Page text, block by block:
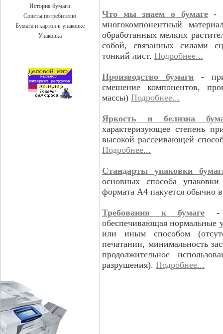
История бумаги
Советы потребителю
Бумага и картон в упаковке
Упаковка
Что мы знаем о бумаге-
многокомпонентный
обработанных мелких
собой, связанных силами
тонкий лист. Подробнее...
Производство бумаги -
смешение компонентов,
массы) Подробнее...
Яркость и белизна
характеризующее степень
высокой рассеивающей
Подробнее...
Стандарты упаковки
основных способа
формата А4 пакуется обычно
Требования к бумаге -
обеспечивающая нормальные
или иным способом
печатании, минимальность
продолжительное
разрушения). Подробнее...